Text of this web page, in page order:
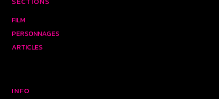
FILM
PERSONNAGES
ARTICLES
INFO